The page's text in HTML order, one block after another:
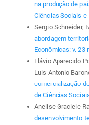
na produção de
Ciências Sociais e
Sergio Schneider,
abordagem
Econômicas: v. 23
Flávio Aparecido
Luis Antonio
comercialização
de Ciências
Anelise Graciele
desenvolvimento